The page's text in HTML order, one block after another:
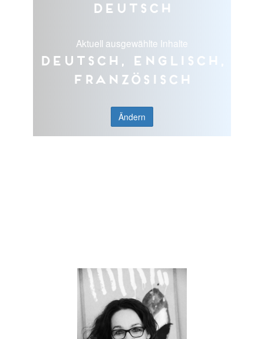
Deutsch
Aktuell ausgewählte Inhalte
Deutsch, Englisch,
Französisch
Ändern